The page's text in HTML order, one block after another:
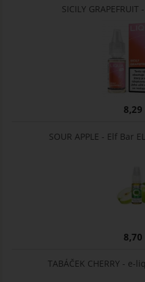
SICILY
8,29
SOUR APPLE - Elf Bar
8,70
TABÁČEK CHERRY - e-